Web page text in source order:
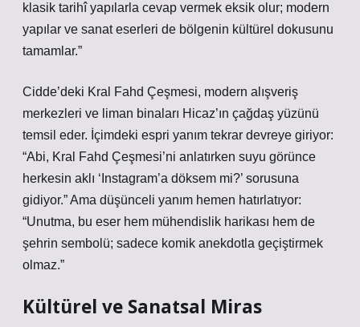
klasik tarihî yapılarla cevap vermek eksik olur; modern
yapılar ve sanat eserleri de bölgenin kültürel dokusunu
tamamlar.”
Cidde’deki Kral Fahd Çeşmesi, modern alışveriş
merkezleri ve liman binaları Hicaz’ın çağdaş yüzünü
temsil eder. İçimdeki espri yanım tekrar devreye giriyor:
“Abi, Kral Fahd Çeşmesi’ni anlatırken suyu görünce
herkesin aklı ‘Instagram’a döksem mi?’ sorusuna
gidiyor.” Ama düşünceli yanım hemen hatırlatıyor:
“Unutma, bu eser hem mühendislik harikası hem de
şehrin sembolü; sadece komik anekdotla geçiştirmek
olmaz.”
Kültürel ve Sanatsal Miras